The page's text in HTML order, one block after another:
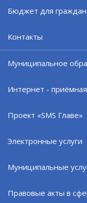
Бюджет для граждан
Контакты
Муниципальное
Интернет - приёмная
Проект «SMS Главе»
Электронные услуги
Муниципальные
Правовые акты в
военную
обращаться